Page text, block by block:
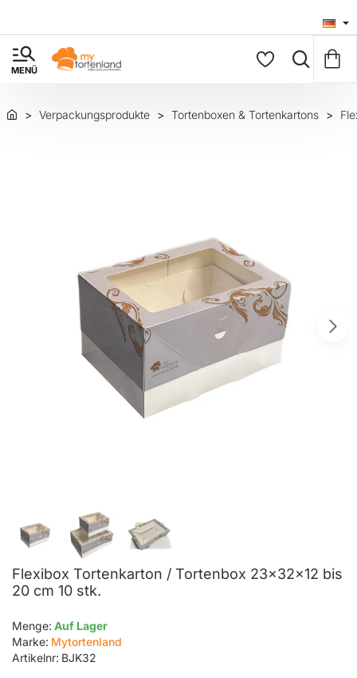
Verpackungsprodukte Tortenboxen & Tortenkartons
Flexibox Tortenkarton / Tortenbox 23x32x12 bis
20 cm 10 stk.
Menge: Auf Lager
Marke: Mytortenland
Artikelnr: BJK32